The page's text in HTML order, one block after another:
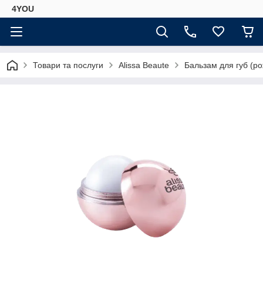
4YOU
Товари та послуги Alissa Beaute Бальзам для губ